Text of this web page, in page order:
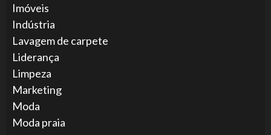
Imóveis
Indústria
Lavagem de carpete
Liderança
Limpeza
Marketing
Moda
Moda praia